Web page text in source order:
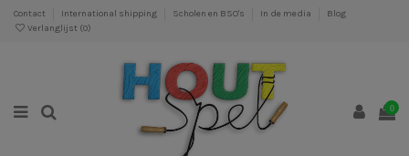
Contact International shipping Scholen en BSO's In de media
Blog
Verlanglijst (0)
0